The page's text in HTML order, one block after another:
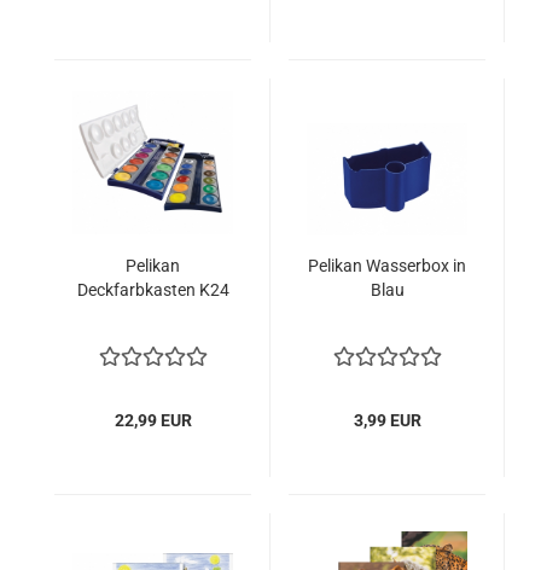
Pelikan
Deckfarbkasten K24
22,99 EUR
Pelikan Wasserbox in
Blau
3,99 EUR